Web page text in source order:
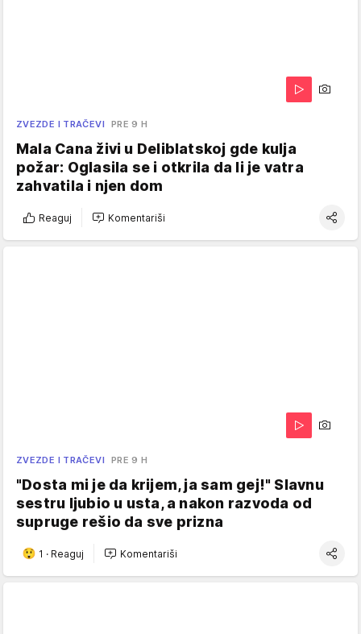
ZVEZDE I TRAČEVI PRE 9 H
Mala Cana živi u Deliblatskoj gde kulja
požar: Oglasila se i otkrila da li je vatra
zahvatila i njen dom
Reaguj Komentariši
ZVEZDE I TRAČEVI PRE 9 H
"Dosta mi je da krijem, ja sam gej!" Slavnu
sestru ljubio u usta, a nakon razvoda od
supruge rešio da sve prizna
1 · Reaguj Komentariši